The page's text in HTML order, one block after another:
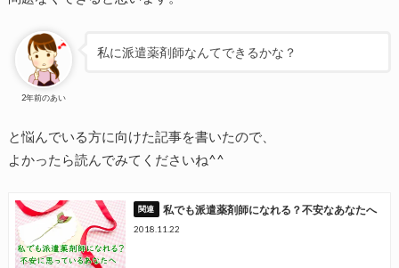
2年前のあい
私に派遣薬剤師なんてできるかな？
と悩んでいる方に向けた記事を書いたので、
よかったら読んでみてくださいね^^
私でも派遣薬剤師になれる？不安なあなたへ
2018.11.22